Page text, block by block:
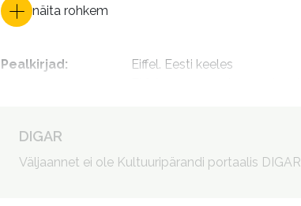
näita rohkem
Pealkirjad:
Eiffel. Eesti keeles
Autorid:
DIGAR
Väljaannet ei ole Kultuuripärandi portaalis DIGAR